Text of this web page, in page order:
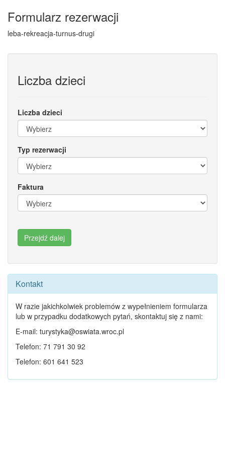
Formularz rezerwacji
leba-rekreacja-turnus-drugi
Liczba dzieci
Liczba dzieci
Typ rezerwacji
Faktura
Kontakt
W razie jakichkolwiek problemów z wypełnieniem formularza
lub w przypadku dodatkowych pytań, skontaktuj się z nami:
E-mail: turystyka@oswiata.wroc.pl
Telefon: 71 791 30 92
Telefon: 601 641 523